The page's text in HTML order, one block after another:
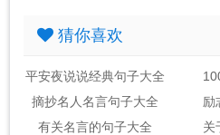
猜你喜欢
平安夜说说经典句子大全
摘抄名人名言句子大全
有关名言的句子大全